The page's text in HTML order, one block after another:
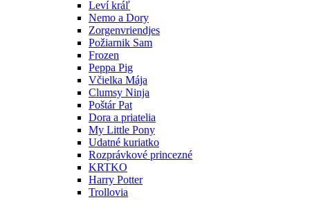
Leví kráľ
Nemo a Dory
Zorgenvriendjes
Požiarnik Sam
Frozen
Peppa Pig
Včielka Mája
Clumsy Ninja
Poštár Pat
Dora a priatelia
My Little Pony
Udatné kuriatko
Rozprávkové princezné
KRTKO
Harry Potter
Trollovia